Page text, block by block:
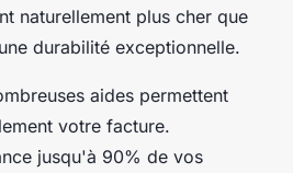
naturellement plus cher que
durabilité exceptionnelle.
aides permettent
votre facture.
jusqu'à 90% de vos